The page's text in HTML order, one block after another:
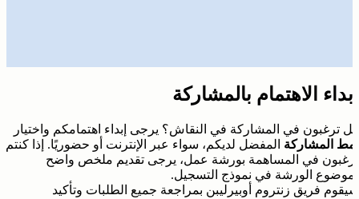
إبداء الاهتمام بالمشاركة
هل ترغبون في المشاركة في النقاش؟ يرجى إبداء اهتمامكم واختيار
نمط المشاركة المفضل لديكم، سواء عبر الإنترنت أو حضوريًا. إذا كنتم
ترغبون في المساهمة بورشة عمل، يرجى تقديم ملخص واضح
لموضوع الورشة في نموذج التسجيل.
سيقوم فريق زنتروم أوبيرليبن بمراجعة جميع الطلبات وتأكيد